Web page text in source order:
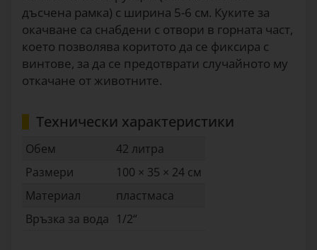
дъсчена рамка) с ширина 5-6 см. Куките за
окачване са снабдени с отвори в горната част,
което позволява коритото да се фиксира с
винтове, за да се предотврати случайното му
откачане от животните.
Технически характеристики
Обем
42 литра
Размери
100 × 35 × 24 см
Материал
пластмаса
Връзка за вода 1/2“